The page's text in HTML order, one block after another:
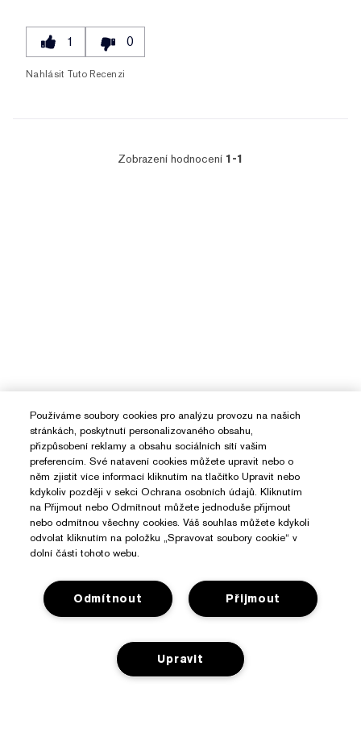
1 0
Nahlásit Tuto Recenzi
Zobrazení hodnocení 1-1
Sledování objednávky
O Značce Estée Lauder
Používáme soubory cookies pro analýzu provozu na našich
stránkách, poskytnutí personalizovaného obsahu,
přizpůsobení reklamy a obsahu sociálních sítí vašim
preferencím. Své natavení cookies můžete upravit nebo o
něm zjistit více informací kliknutím na tlačítko Upravit nebo
kdykoliv později v sekci Ochrana osobních údajů. Kliknutím
na Přijmout nebo Odmítnout můžete jednoduše přijmout
nebo odmítnou všechny cookies. Váš souhlas můžete kdykoli
odvolat kliknutím na položku „Spravovat soubory cookie“ v
dolní části tohoto webu.
Přijmout
Odmítnout
Upravit